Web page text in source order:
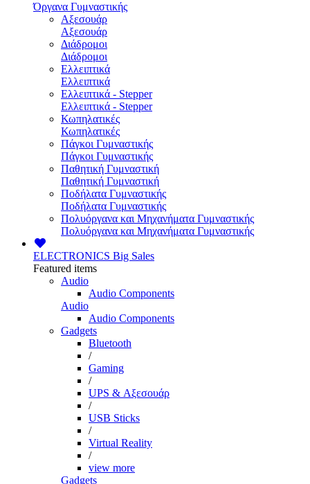
Όργανα Γυμναστικής
Αξεσουάρ
Αξεσουάρ
Διάδρομοι
Διάδρομοι
Ελλειπτικά
Ελλειπτικά
Ελλειπτικά - Stepper
Ελλειπτικά - Stepper
Κωπηλατικές
Κωπηλατικές
Πάγκοι Γυμναστικής
Πάγκοι Γυμναστικής
Παθητική Γυμναστική
Παθητική Γυμναστική
Ποδήλατα Γυμναστικής
Ποδήλατα Γυμναστικής
Πολυόργανα και Μηχανήματα Γυμναστικής
Πολυόργανα και Μηχανήματα Γυμναστικής
ELECTRONICS Big Sales
Featured items
Audio
Audio Components
Audio
Audio Components
Gadgets
Bluetooth
/
Gaming
/
UPS & Αξεσουάρ
/
USB Sticks
/
Virtual Reality
/
view more
Gadgets